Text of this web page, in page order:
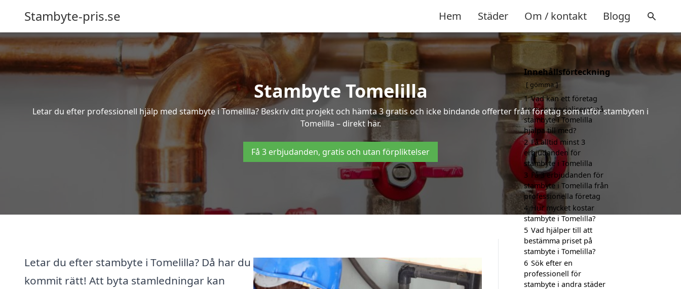
Stambyte-pris.se Hem Städer Om / kontakt Blogg
Stambyte Tomelilla
Letar du efter professionell hjälp med stambyte i Tomelilla? Beskriv ditt projekt och hämta 3 gratis och icke bindande offerter från företag som utför stambyten i
Tomelilla – direkt här.
Få 3 erbjudanden, gratis och utan förpliktelser
Letar du efter stambyte i Tomelilla? Då har du
kommit rätt! Att byta stamledningar kan
Innehållsförteckning
gömma
1 Vad kan ett företag
som är specialiserat på
stambyte i Tomelilla
hjälpa till med?
2 Få alltid minst 3
erbjudanden för
stambyte i Tomelilla
3 Få 3 erbjudanden för
stambyte i Tomelilla från
professionella företag
4 Hur mycket kostar
stambyte i Tomelilla?
5 Vad hjälper till att
bestämma priset på
stambyte i Tomelilla?
6 Sök efter en
professionell för
stambyte i andra städer